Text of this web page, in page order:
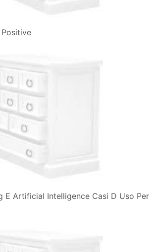
E Artificial Intelligence Casi D Uso Per